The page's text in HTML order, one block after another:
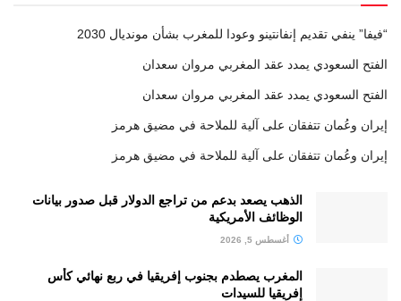
“فيفا” ينفي تقديم إنفانتينو وعودا للمغرب بشأن مونديال 2030
الفتح السعودي يمدد عقد المغربي مروان سعدان
الفتح السعودي يمدد عقد المغربي مروان سعدان
إيران وعُمان تتفقان على آلية للملاحة في مضيق هرمز
إيران وعُمان تتفقان على آلية للملاحة في مضيق هرمز
الذهب يصعد بدعم من تراجع الدولار قبل صدور بيانات
الوظائف الأمريكية
أغسطس 5, 2026
المغرب يصطدم بجنوب إفريقيا في ربع نهائي كأس
إفريقيا للسيدات